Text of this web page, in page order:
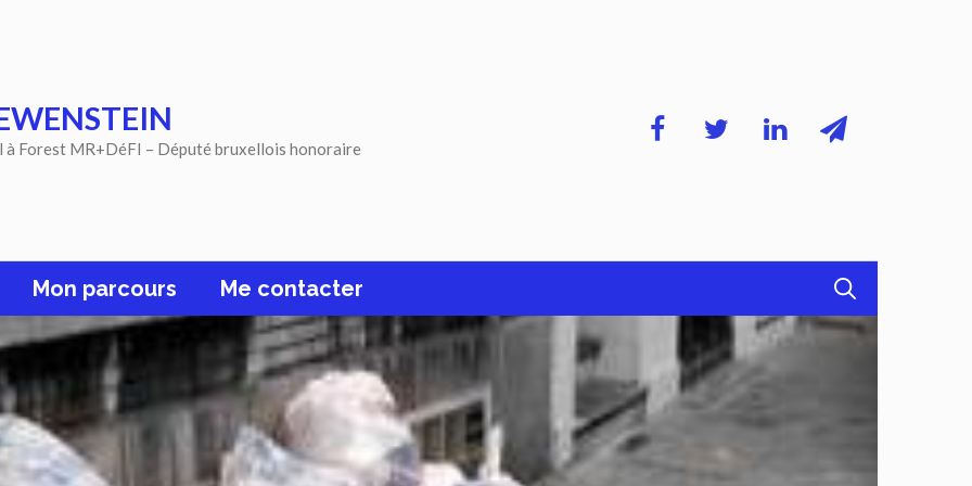
à Forest MR+DéFI – Député bruxellois honoraire
Mon parcours Me contacter